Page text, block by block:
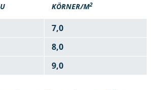
KÖRNER/M2
7,0
8,0
9,0